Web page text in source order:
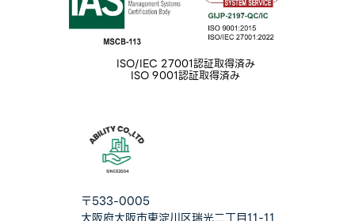
ISO/IEC 27001認証取得済み
ISO 9001認証取得済み
〒533-0005